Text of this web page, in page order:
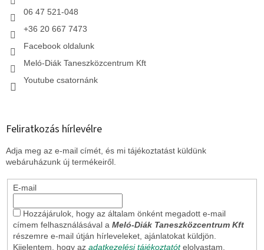
06 47 521-048
+36 20 667 7473
Facebook oldalunk
Meló-Diák Taneszközcentrum Kft
Youtube csatornánk
Feliratkozás hírlevélre
Adja meg az e-mail címét, és mi tájékoztatást küldünk
webáruházunk új termékeiről.
E-mail
Hozzájárulok, hogy az általam önként megadott e-mail
címem felhasználásával a Meló-Diák Taneszközcentrum Kft
részemre e-mail útján hírleveleket, ajánlatokat küldjön.
Kijelentem, hogy az adatkezelési tájékoztatót elolvastam.